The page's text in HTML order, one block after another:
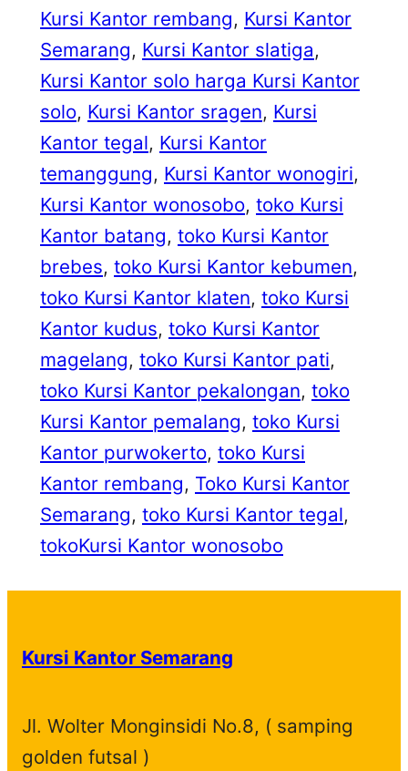
Kursi Kantor rembang, Kursi Kantor
Semarang, Kursi Kantor slatiga
Kursi Kantor solo harga Kursi Kantor
solo, Kursi Kantor sragen, Kursi
Kantor tegal, Kursi Kantor
temanggung, Kursi Kantor wonogiri
Kursi Kantor wonosobo, toko Kursi
Kantor batang, toko Kursi Kantor
brebes, toko Kursi Kantor kebumen
toko Kursi Kantor klaten, toko Kursi
Kantor kudus, toko Kursi Kantor
magelang, toko Kursi Kantor pati
toko Kursi Kantor pekalongan, toko
Kursi Kantor pemalang, toko Kursi
Kantor purwokerto, toko Kursi
Kantor rembang, Toko Kursi Kantor
Semarang, toko Kursi Kantor tegal
tokoKursi Kantor wonosobo
Kursi Kantor Semarang
Jl. Wolter Monginsidi No.8, ( samping
golden futsal )